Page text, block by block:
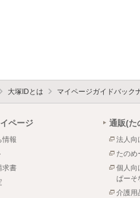
大塚IDとは マイページガイドバッ
ページ
情報
求書
通販(た
法人向
たのめ
個人向
ぱーそ
介護用